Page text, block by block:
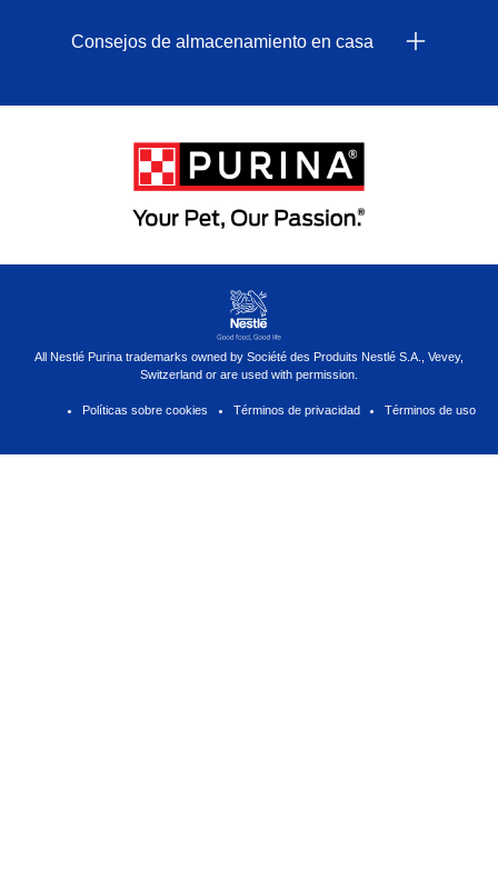
Consejos de almacenamiento en casa
All Nestlé Purina trademarks owned by Société des Produits Nestlé S.A., Vevey,
Switzerland or are used with permission.
Políticas sobre cookies Términos de privacidad Términos de uso